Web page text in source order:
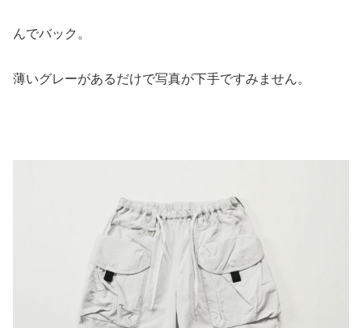
んでバック。
薄いグレーがあるだけで写真が下手ですみません。